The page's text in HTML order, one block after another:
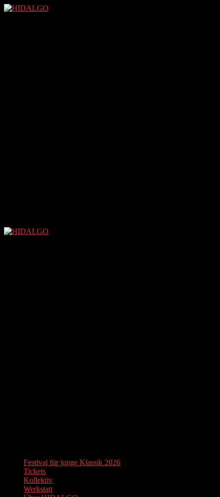
Festival für junge Klassik 2026
Tickets
Kollektiv
Werkstatt